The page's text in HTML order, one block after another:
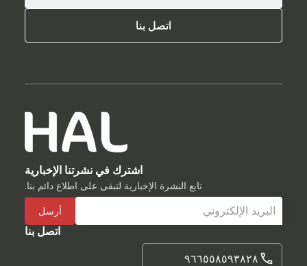
اتصل بنا
اتصل بنا
اشترك في نشرتنا الإخبارية
تابع النشرة الإخبارية لتبقى على اطلاع دائم بنا.
اتصل بنا
٩٦٦٥٥٨٥٩٣٨٢٨